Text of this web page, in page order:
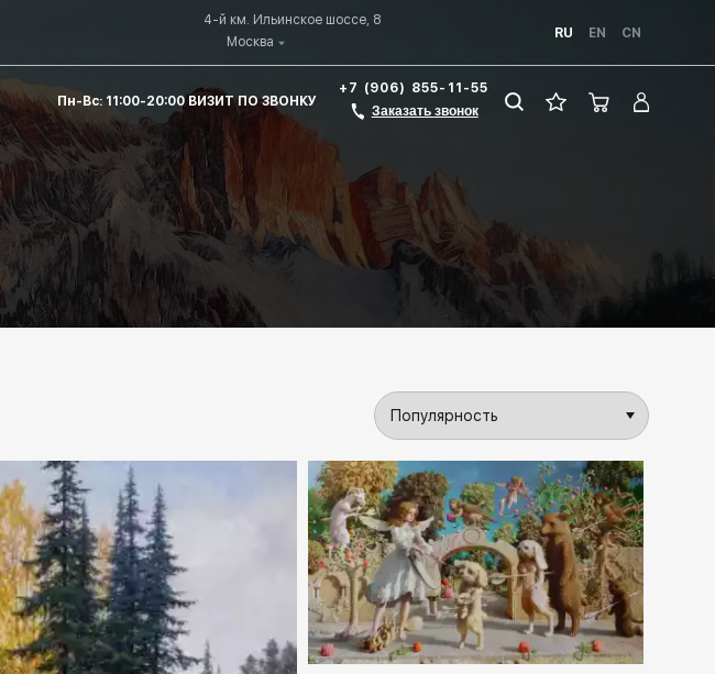
Москва
4-й км. Ильинское шоссе, 8
RU
EN CN
Пн-Вс: 11:00-20:00 ВИЗИТ ПО ЗВОНКУ
+7 (906) 855-11-55
Заказать звонок
Домен: rakovgallery.ru